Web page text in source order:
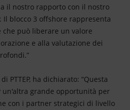
il nostro rapporto con il nostro
Il blocco 3 offshore rappresenta
può liberare un valore
e alla valutazione dei
PTTEP, ha dichiarato: “Questa
un'altra grande opportunità per
con i partner strategici di livello